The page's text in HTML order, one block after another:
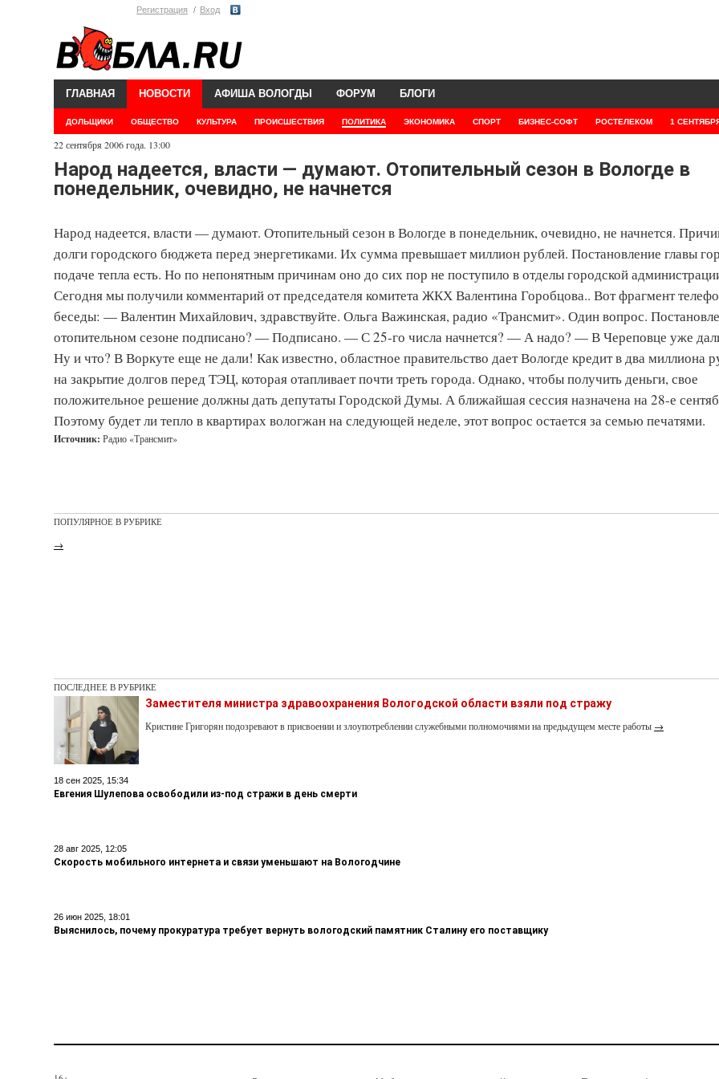
Регистрация Вход
ГЛАВНАЯ НОВОСТИ
ДОЛЬЩИКИ ОБЩЕСТВО КУЛЬТУРА ПРОИСШЕСТВИЯ ПОЛИТИКА ЭКОНОМИКА СПОРТ БИЗНЕС-СОФТ РОСТЕЛЕКОМ 1
АФИША ВОЛОГДЫ ФОРУМ БЛОГИ
22 сентября 2006 года. 13:00
Народ надеется, власти — думают. Отопительный сезон в Вологде в
понедельник, очевидно, не начнется
Народ надеется, власти — думают. Отопительный сезон в Вологде в понедельник, очевидно, не начнется.
долги городского бюджета перед энергетиками. Их сумма превышает миллион рублей. Постановление главы
подаче тепла есть. Но по непонятным причинам оно до сих пор не поступило в отделы городской
Сегодня мы получили комментарий от председателя комитета ЖКХ Валентина Горобцова.. Вот фрагмент
беседы: — Валентин Михайлович, здравствуйте. Ольга Важинская, радио «Трансмит». Один вопрос.
отопительном сезоне подписано? — Подписано. — С 25-го числа начнется? — А надо? — В Череповце уже
Ну и что? В Воркуте еще не дали! Как известно, областное правительство дает Вологде кредит в два миллиона
на закрытие долгов перед ТЭЦ, которая отапливает почти треть города. Однако, чтобы получить деньги, свое
положительное решение должны дать депутаты Городской Думы. А ближайшая сессия назначена на 28-е
Поэтому будет ли тепло в квартирах вологжан на следующей неделе, этот вопрос остается за семью печатями.
Источник: Радио «Трансмит»
ПОПУЛЯРНОЕ В РУБРИКЕ
→
ПОСЛЕДНЕЕ В РУБРИКЕ
Заместителя министра здравоохранения Вологодской области взяли под стражу
Кристине Григорян подозревают в присвоении и злоупотреблении служебными полномочиями на предыдущем месте работы →
18 сен 2025, 15:34
Евгения Шулепова освободили из-под стражи в день смерти
28 авг 2025, 12:05
Скорость мобильного интернета и связи уменьшают на Вологодчине
26 июн 2025, 18:01
Выяснилось, почему прокуратура требует вернуть вологодский памятник Сталину его поставщику